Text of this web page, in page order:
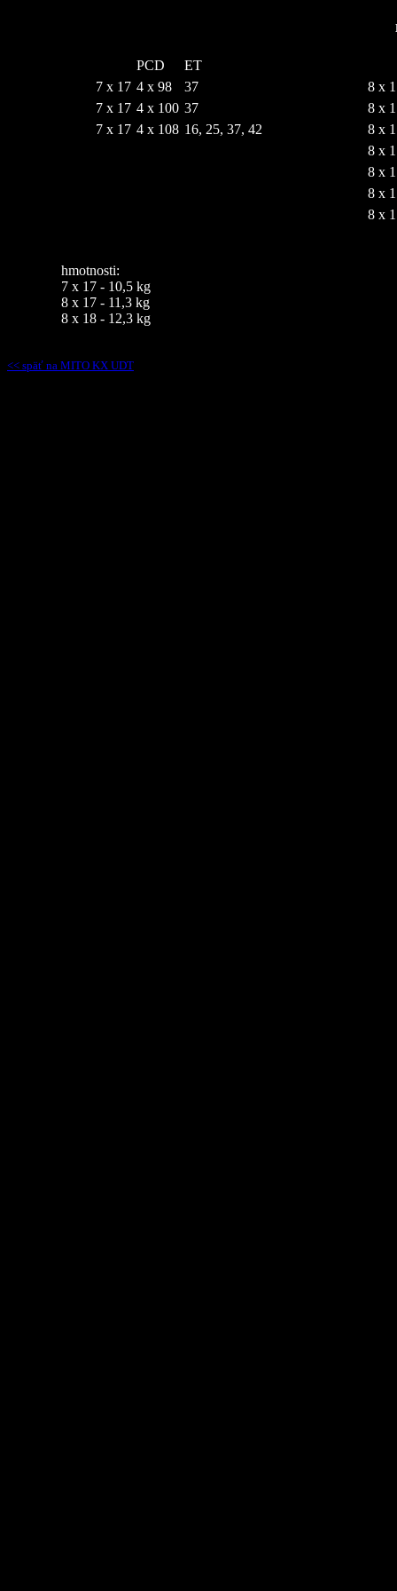
PCD
ET
7 x 17 4 x 98
37
7 x 17 4 x 100 37
7 x 17 4 x 108 16, 25, 37, 42
8 x
8 x
8 x
8 x
8 x
8 x
8 x
hmotnosti:
7 x 17 - 10,5 kg
8 x 17 - 11,3 kg
8 x 18 - 12,3 kg
<< späť na MITO KX UDT